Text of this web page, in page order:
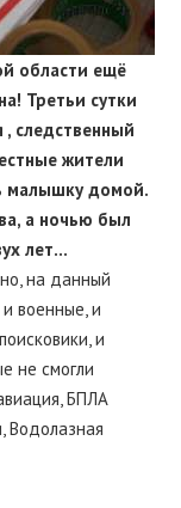
области ещё
Третьи сутки
следственный
жители
малышку домой.
а ночью был
лет…
на данный
военные, и
и
не смогли
БПЛА
Водолазная